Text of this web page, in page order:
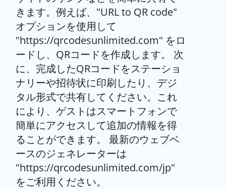
きます。例えば、"URL to QR code"
オプションを使用して
"https://qrcodesunlimited.com" をロ
ードし、QRコードを作成します。 次
に、完成したQRコードをステーショ
ナリーや招待状に印刷したり、デジ
タル形式で共有してください。これ
により、ゲストはスマートフォンで
簡単にアクセスして追加の情報を得
ることができます。 最新のウェブベ
ースのジェネレーターは
"https://qrcodesunlimited.com/jp"
をご利用ください。